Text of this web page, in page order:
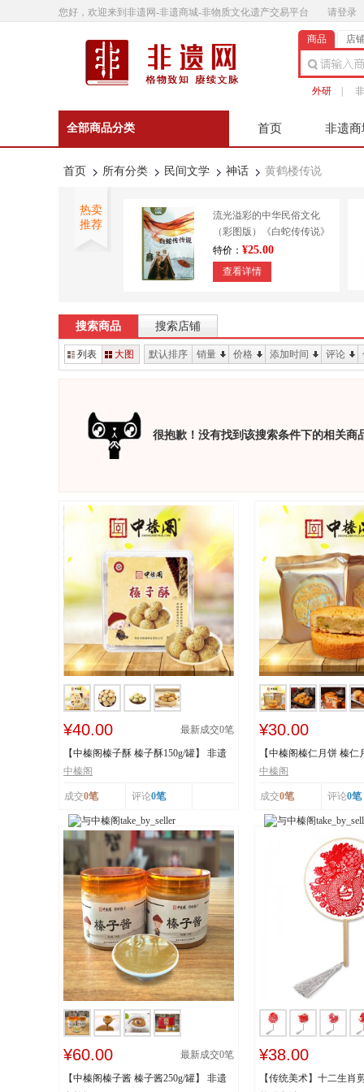
您好，欢迎来到非遗网-非遗商城-非物质文化遗产交易平台 请登录
商品 店
外研
全部商品分类 首页 非遗商
非遗微影
首页 所有分类 民间文学 神话 黄鹤楼传说
热卖
推荐
流光溢彩的中华民俗文化
（彩图版）《白蛇传传说》
9787553450643
特价： ¥25.00
查看详情
特价：¥610.00
查看详情
搜索商品 搜索店铺
列表 大图 默认排序 销量 价格 添加时间 评论
很抱歉！没有找到该搜索条件下的相关
¥40.00 最新成交0笔
【中榛阁榛子酥 榛子酥150g/罐】 非遗
工艺 榛香浓...
中榛阁
成交0笔 评论0笔
¥30.00
【中榛阁榛仁月饼 榛仁
遗工艺 榛香...
中榛阁
成交0笔 评论0笔
¥60.00 最新成交0笔
【中榛阁榛子酱 榛子酱250g/罐】 非遗
¥38.00
【传统美术】十二生肖